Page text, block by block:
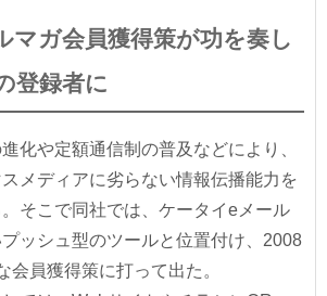
マガ会員獲得策が功を奏し
登録者に
化や定額通信制の普及などにより、
メディアに劣らない情報伝播能力を
そこで同社では、ケータイeメール
ッシュ型のツールと位置付け、2008
会員獲得策に打って出た。